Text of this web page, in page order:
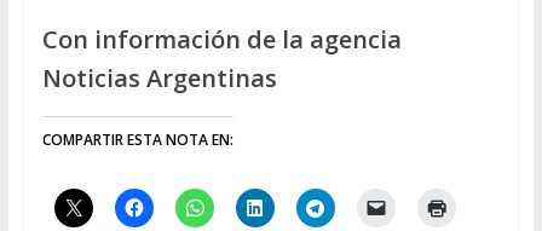
Con información de la agencia
Noticias Argentinas
COMPARTIR ESTA NOTA EN: